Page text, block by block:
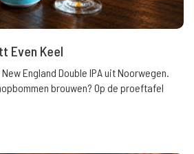
Even Keel
England Double IPA uit Noorwegen.
brouwen? Op de proeftafel